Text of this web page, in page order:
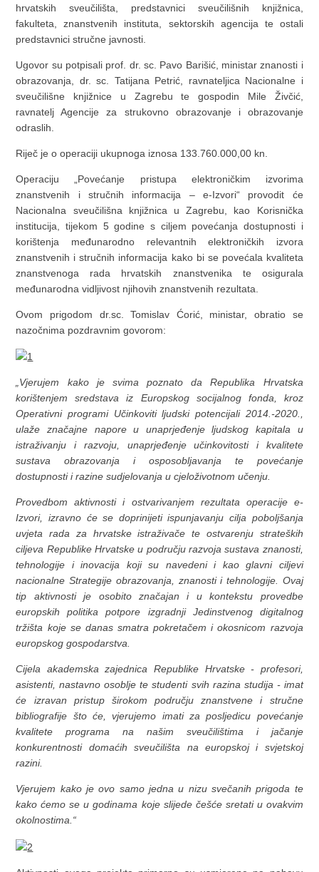
hrvatskih sveučilišta, predstavnici sveučilišnih knjižnica,
fakulteta, znanstvenih instituta, sektorskih agencija te ostali
predstavnici stručne javnosti.
Ugovor su potpisali prof. dr. sc. Pavo Barišić, ministar znanosti i
obrazovanja, dr. sc. Tatijana Petrić, ravnateljica Nacionalne i
sveučilišne knjižnice u Zagrebu te gospodin Mile Živčić,
ravnatelj Agencije za strukovno obrazovanje i obrazovanje
odraslih.
Riječ je o operaciji ukupnoga iznosa 133.760.000,00 kn.
Operaciju „Povećanje pristupa elektroničkim izvorima
znanstvenih i stručnih informacija – e-Izvori“ provodit će
Nacionalna sveučilišna knjižnica u Zagrebu, kao Korisnička
institucija, tijekom 5 godine s ciljem povećanja dostupnosti i
korištenja međunarodno relevantnih elektroničkih izvora
znanstvenih i stručnih informacija kako bi se povećala kvaliteta
znanstvenoga rada hrvatskih znanstvenika te osigurala
međunarodna vidljivost njihovih znanstvenih rezultata.
Ovom prigodom dr.sc. Tomislav Ćorić, ministar, obratio se
nazočnima pozdravnim govorom:
„Vjerujem kako je svima poznato da Republika Hrvatska
korištenjem sredstava iz Europskog socijalnog fonda, kroz
Operativni programi Učinkoviti ljudski potencijali 2014.-2020.,
ulaže značajne napore u unaprjeđenje ljudskog kapitala u
istraživanju i razvoju, unaprjeđenje učinkovitosti i kvalitete
sustava obrazovanja i osposobljavanja te povećanje
dostupnosti i razine sudjelovanja u cjeloživotnom učenju.
Provedbom aktivnosti i ostvarivanjem rezultata operacije e-
Izvori, izravno će se doprinijeti ispunjavanju cilja poboljšanja
uvjeta rada za hrvatske istraživače te ostvarenju strateških
ciljeva Republike Hrvatske u području razvoja sustava znanosti,
tehnologije i inovacija koji su navedeni i kao glavni ciljevi
nacionalne Strategije obrazovanja, znanosti i tehnologije. Ovaj
tip aktivnosti je osobito značajan i u kontekstu provedbe
europskih politika potpore izgradnji Jedinstvenog digitalnog
tržišta koje se danas smatra pokretačem i okosnicom razvoja
europskog gospodarstva.
Cijela akademska zajednica Republike Hrvatske - profesori,
asistenti, nastavno osoblje te studenti svih razina studija - imat
će izravan pristup širokom području znanstvene i stručne
bibliografije što će, vjerujemo imati za posljedicu povećanje
kvalitete programa na našim sveučilištima i jačanje
konkurentnosti domaćih sveučilišta na europskoj i svjetskoj
razini.
Vjerujem kako je ovo samo jedna u nizu svečanih prigoda te
kako ćemo se u godinama koje slijede češće sretati u ovakvim
okolnostima.“